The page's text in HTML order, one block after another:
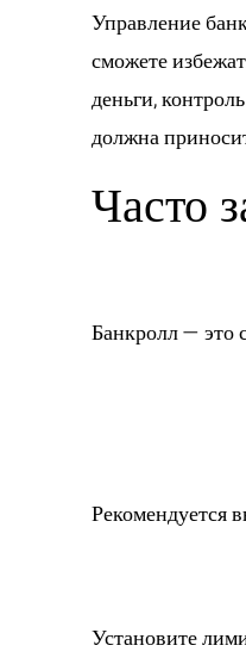
Управление
сможете
деньги,
должна
Часто
Банкролл — это
Рекомендуется
Установите